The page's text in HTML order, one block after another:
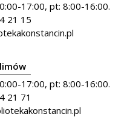
17:00, pt: 8:00-16:00.
21 15
17:00, pt: 8:00-16:00.
21 71